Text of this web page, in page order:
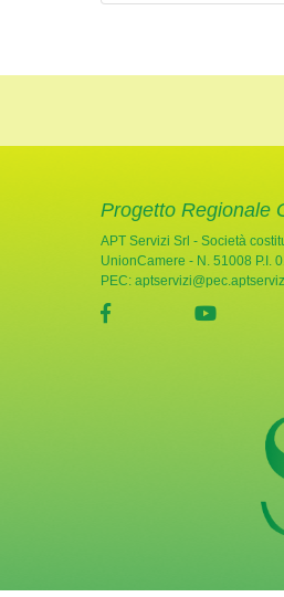
Progetto Regionale
APT Servizi Srl - Società
UnionCamere - N. 51008 P.I.
PEC:
visita la paginavisita